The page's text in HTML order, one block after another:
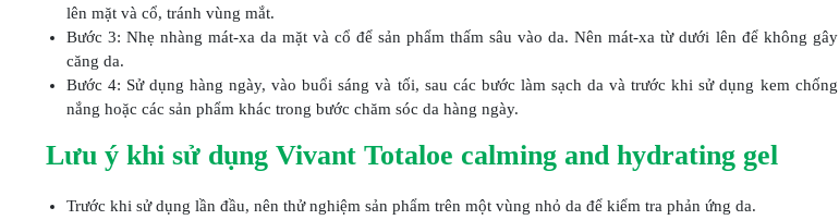
lên mặt và cổ, tránh vùng mắt.
Bước 3: Nhẹ nhàng mát-xa da mặt và cổ để sản phẩm thấm sâu vào da. Nên mát-xa từ dưới lên để không gây
căng da.
Bước 4: Sử dụng hàng ngày, vào buổi sáng và tối, sau các bước làm sạch da và trước khi sử dụng kem chống
nắng hoặc các sản phẩm khác trong bước chăm sóc da hàng ngày.
Lưu ý khi sử dụng Vivant Totaloe calming and hydrating gel
Trước khi sử dụng lần đầu, nên thử nghiệm sản phẩm trên một vùng nhỏ da để kiểm tra phản ứng da.